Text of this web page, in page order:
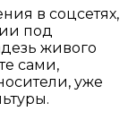
в соцсетях,
под
живого
сами,
уже